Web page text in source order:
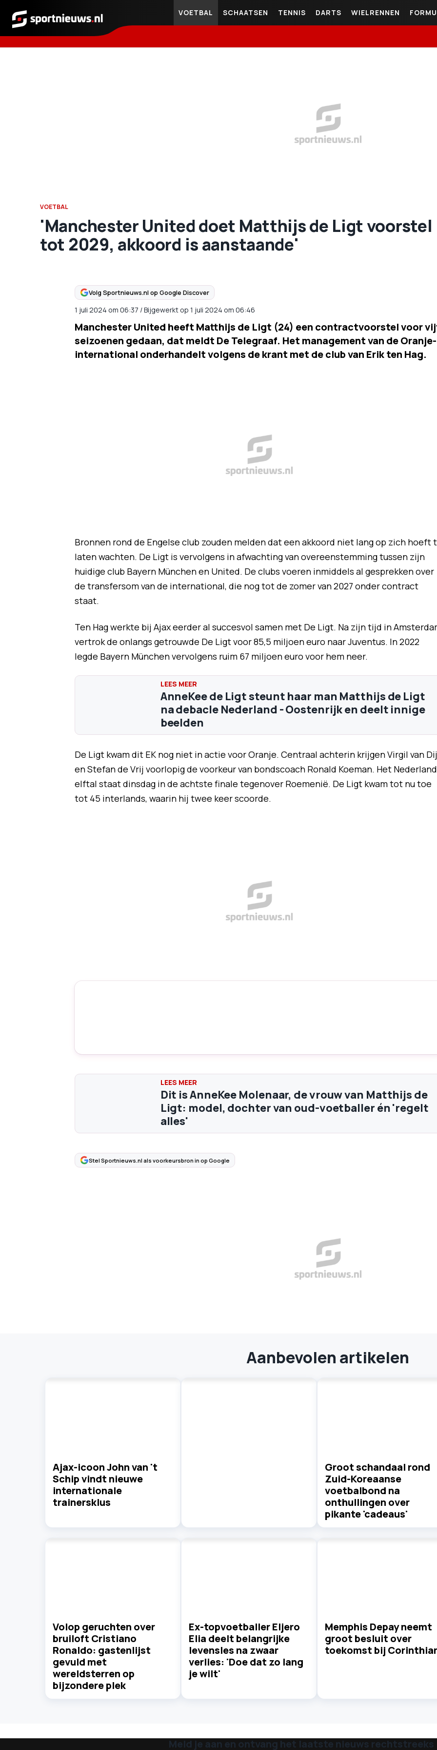
Sportnieuws.nl
VOETBAL SCHAATSEN TENNIS DARTS WIELRENNEN
VOETBAL
'Manchester United doet Matthijs de Ligt voorstel
tot 2029, akkoord is aanstaande'
Volg Sportnieuws.nl op Google Discover
1 juli 2024 om 06:37 /Bijgewerkt op 1 juli 2024 om 06:46
Manchester United heeft Matthijs de Ligt (24) een contractvoorstel voor
seizoenen gedaan, dat meldt De Telegraaf. Het management van de Oranje-
international onderhandelt volgens de krant met de club van Erik ten Hag.
Bronnen rond de Engelse club zouden melden dat een akkoord niet lang op zich hoeft
laten wachten. De Ligt is vervolgens in afwachting van overeenstemming tussen zijn
huidige club Bayern München en United. De clubs voeren inmiddels al gesprekken over
de transfersom van de international, die nog tot de zomer van 2027 onder contract
staat.
Ten Hag werkte bij Ajax eerder al succesvol samen met De Ligt. Na zijn tijd in
vertrok de onlangs getrouwde De Ligt voor 85,5 miljoen euro naar Juventus. In 2022
legde Bayern München vervolgens ruim 67 miljoen euro voor hem neer.
AnneKee de Ligt steunt haar man Matthijs de Ligt
na debacle Nederland - Oostenrijk en deelt innige
beelden
De Ligt kwam dit EK nog niet in actie voor Oranje. Centraal achterin krijgen Virgil van
en Stefan de Vrij voorlopig de voorkeur van bondscoach Ronald Koeman. Het
elftal staat dinsdag in de achtste finale tegenover Roemenië. De Ligt kwam tot nu toe
tot 45 interlands, waarin hij twee keer scoorde.
Dit is AnneKee Molenaar, de vrouw van Matthijs de
Ligt: model, dochter van oud-voetballer én 'regelt
alles'
Stel Sportnieuws.nl als voorkeursbron in op Google
Aanbevolen artikelen
Ajax-icoon John van 't
Schip vindt nieuwe
internationale
trainersklus
Groot schandaal rond
Zuid-Koreaanse
voetbalbond na
onthullingen over
pikante 'cadeaus'
Volop geruchten over
bruiloft Cristiano
Ronaldo: gastenlijst
gevuld met
wereldsterren op
bijzondere plek
Ex-topvoetballer Eljero
Elia deelt belangrijke
levensles na zwaar
verlies: 'Doe dat zo lang
je wilt'
Memphis Depay neemt
groot besluit over
toekomst bij
Meld je aan en ontvang het laatste nieuws rechtstreeks